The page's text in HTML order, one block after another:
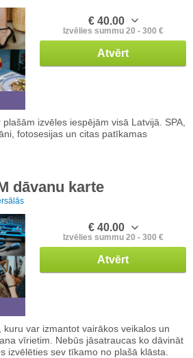
€ 40.00
Izvēlies summu 20 - 300 €
Atvērt
izvēles iespējām visā Latvijā. SPA,
fotosesijas un citas patīkamas
dāvanu karte
€ 40.00
Izvēlies summu 20 - 300 €
Atvērt
var izmantot vairākos veikalos un
vīrietim. Nebūs jāsatraucas ko dāvināt
izvēlēties sev tīkamo no plašā klāsta.